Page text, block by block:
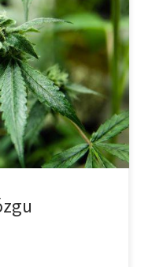
mózgu? Wstrząs
Wiele osób, które go
z wykonywaniem
Ten brak kontroli